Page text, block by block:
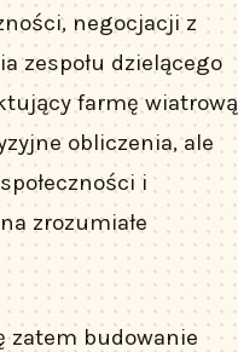
negocjacji z
zespołu dzielącego
farmę wiatrową
obliczenia, ale
i
zrozumiałe
zatem budowanie